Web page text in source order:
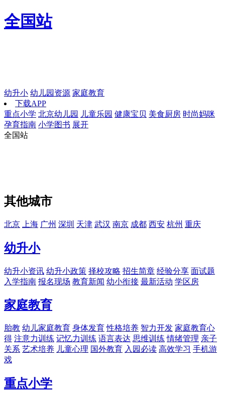
全国站
幼升小 幼儿园资源 家庭教育
下载APP
重点小学 北京幼儿园 儿童乐园 健康宝贝 美食厨房 时尚妈咪
孕育指南 小学图书 展开
全国站
其他城市
北京 上海 广州 深圳 天津 武汉 南京 成都 西安 杭州 重庆
幼升小
幼升小资讯 幼升小政策 择校攻略 招生简章 经验分享 面试题
入学指南 报名现场 教育新闻 幼小衔接 最新活动 学区房
家庭教育
胎教 幼儿家庭教育 身体发育 性格培养 智力开发 家庭教育心
得 注意力训练 记忆力训练 语言表达 思维训练 情绪管理 亲子
关系 艺术培养 儿童心理 国外教育 入园必读 高效学习 手机游
戏
重点小学